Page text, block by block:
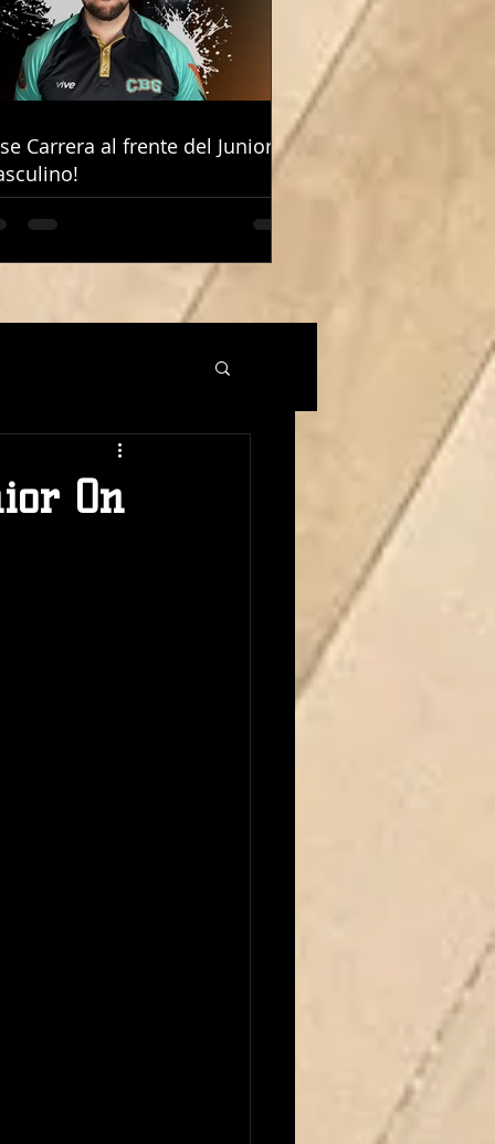
Carrera al frente del Junior
Carrera al frente del Junior
On